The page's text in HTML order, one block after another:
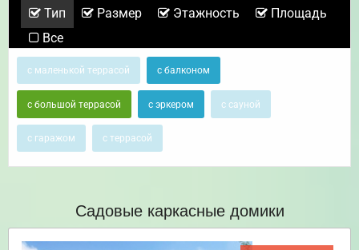
Тип Размер Этажность
Площадь
Все
с маленькой террасой с балконом
с большой террасой с эркером с сауной
с гаражом с террасой
Садовые каркасные домики